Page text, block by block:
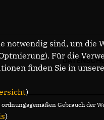
notwendig sind, um
Für die
finden Sie in
)
Gebrauch der
)